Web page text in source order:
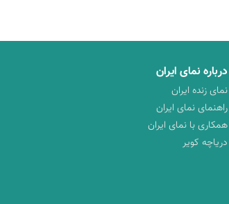
درباره نمای ایران
نمای زنده ایران
راهنمای نمای ایران
همکاری با نمای ایران
دریاچه کویر